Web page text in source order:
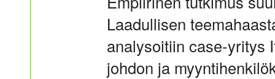
Laadullisen
analysoitiin case-yritys
johdon ja